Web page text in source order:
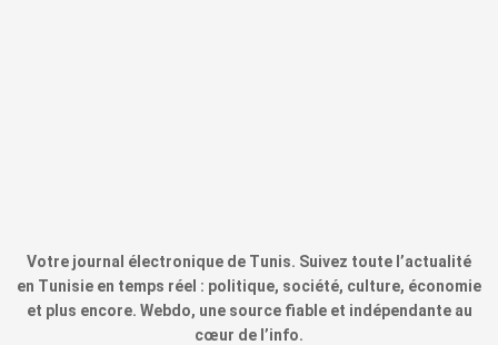
Votre journal électronique de Tunis. Suivez toute l’actualité
en Tunisie en temps réel : politique, société, culture, économie
et plus encore. Webdo, une source fiable et indépendante au
cœur de l’info.